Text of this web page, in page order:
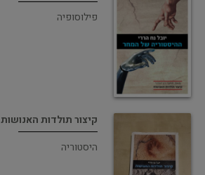
פילוסופיה
קיצור תולדות האנושות
היסטוריה